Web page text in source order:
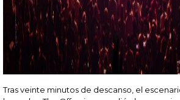
Tras veinte minutos de descanso, el